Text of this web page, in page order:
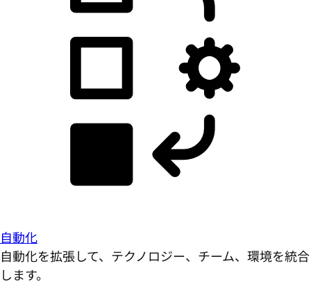
自動化
自動化を拡張して、テクノロジー、チーム、環境を統合
します。